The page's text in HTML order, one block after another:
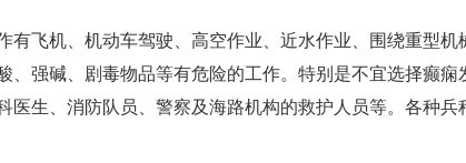
有飞机、机动车驾驶、高空作业、近水作业、围绕重型机
、强碱、剧毒物品等有危险的工作。特别是不宜选择癫痫
医生、消防队员、警察及海路机构的救护人员等。各种兵